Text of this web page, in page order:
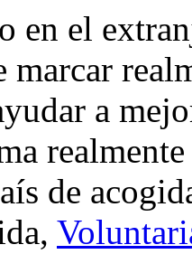
en el
a
de